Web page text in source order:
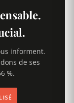
informent.
de ses
%.